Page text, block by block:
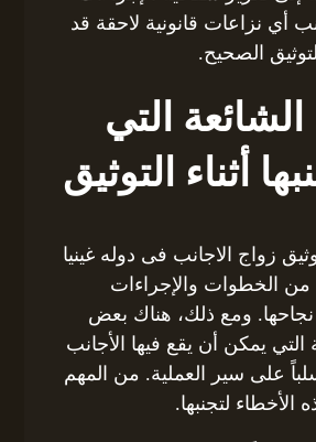
أي نزاعات قانونية لاحقة قد
الصحيح.
الشائعة التي
أثناء التوثيق
زواج الاجانب فى دوله غينيا
من الخطوات والإجراءات
نجاحها. ومع ذلك، هناك بعض
التي يمكن أن يقع فيها الأجانب
على سير العملية. من المهم
لتجنبها.